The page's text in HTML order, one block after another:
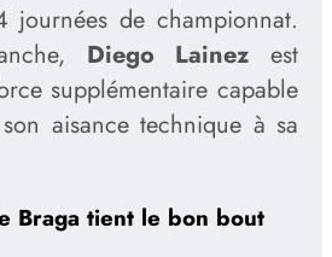
journées de championnat.
Diego Lainez est
supplémentaire capable
aisance technique à sa
Braga tient le bon bout